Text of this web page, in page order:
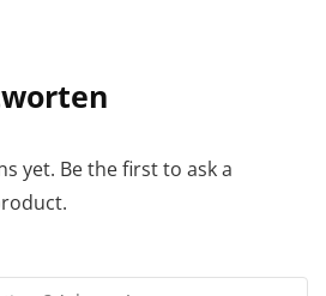
yet. Be the first to ask a